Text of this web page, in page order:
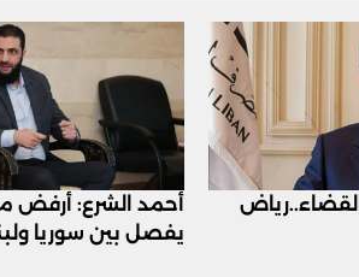
القضاء..رياض
أحمد الشرع: أرفض
يفصل بين سوريا